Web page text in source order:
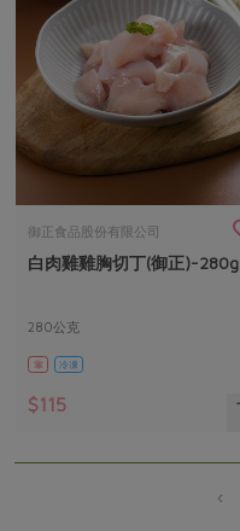
御正食品股份有限公司
白肉雞雞胸切丁(御正)-280g
280公克
葷 冷凍
$115
‹